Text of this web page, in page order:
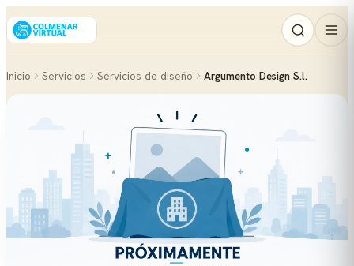
Inicio Servicios Servicios de diseño Argumento Design S.l.